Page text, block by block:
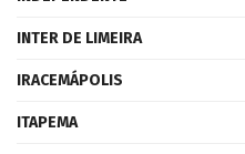
INTER DE LIMEIRA
IRACEMÁPOLIS
ITAPEMA